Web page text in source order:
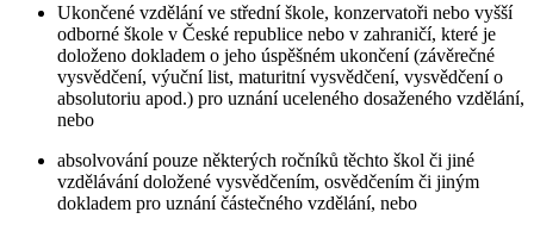
Ukončené vzdělání ve střední škole, konzervatoři nebo vyšší
odborné škole v České republice nebo v zahraničí, které je
doloženo dokladem o jeho úspěšném ukončení (závěrečné
vysvědčení, výuční list, maturitní vysvědčení, vysvědčení o
absolutoriu apod.) pro uznání uceleného dosaženého vzdělání,
nebo
absolvování pouze některých ročníků těchto škol či jiné
vzdělávání doložené vysvědčením, osvědčením či jiným
dokladem pro uznání částečného vzdělání, nebo